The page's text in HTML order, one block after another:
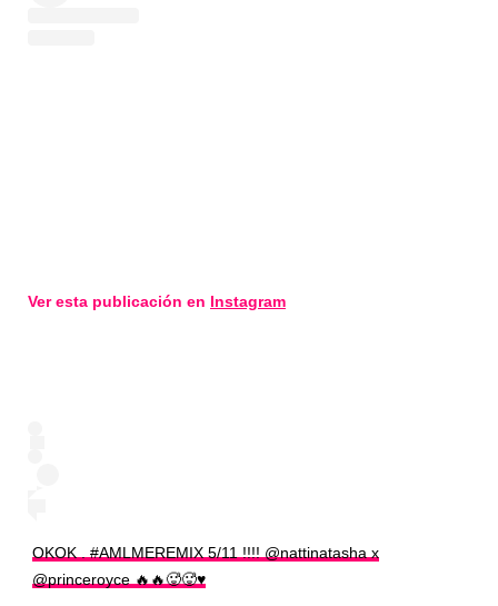
Ver esta publicación en Instagram
OKOK . #AMLMEREMIX 5/11 !!!! @nattinatasha x
@princeroyce 🔥🔥🥵🥵♥️